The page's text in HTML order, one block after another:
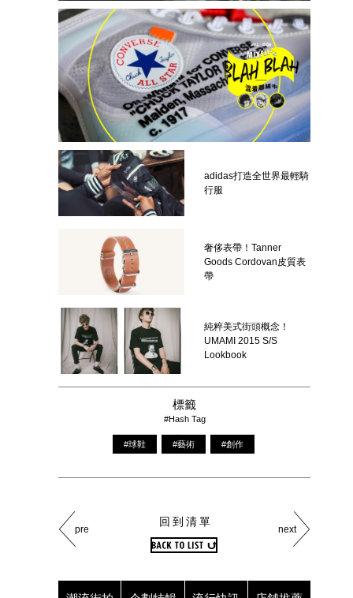
adidas打造全世界最輕騎
行服
奢侈表帶！Tanner
Goods Cordovan皮質表
帶
純粹美式街頭概念！
UMAMI 2015 S/S
Lookbook
標籤
#Hash Tag
#球鞋 #藝術 #創作
pre next
回到清單